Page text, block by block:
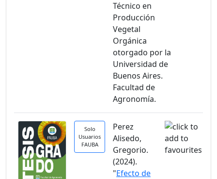
Técnico en
Producción
Vegetal
Orgánica
otorgado por la
Universidad de
Buenos Aires.
Facultad de
Agronomía.
Solo
Usuarios
FAUBA
Perez
Alisedo,
Gregorio.
(2024).
"Efecto de